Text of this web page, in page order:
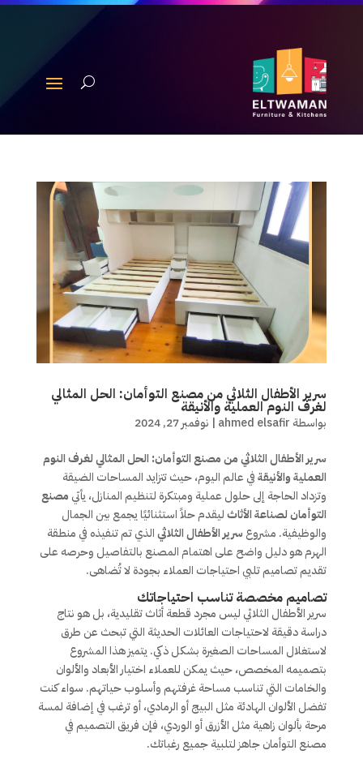
سرير الأطفال الثلاثي من مصنع التوأمان: الحل المثالي
لغرف النوم العملية والأنيقة
بواسطة ahmed elsafir
| نوفمبر 27, 2024
سرير الأطفال الثلاثي من مصنع التوأمان: الحل المثالي لغرف النوم
العملية والأنيقةفي عالم اليوم، حيث تتزايد المساحات الضيقة
وتزداد الحاجة إلى حلول عملية ومبتكرة لتنظيم المنازل، يأتي مصنع
التوأمان لصناعة الأثاثليقدم حلاً استثنائيًا يجمع بين الجمال
والوظيفية. مشروع سرير الأطفال الثلاثيالذي تم تنفيذه في منطقة
الهرم هو دليل واضح على اهتمام المصنع بالتفاصيل وحرصه على
تقديم تصاميم تلبي احتياجات العملاء بجودة لا تُضاهى.
تصاميم مخصصة تناسب احتياجاتك
سرير الأطفال الثلاثي ليس مجرد قطعة أثاث تقليدية، بل هو نتاج
دراسة دقيقة لاحتياجات العائلات الحديثة التي تبحث عن طرق
لاستغلال المساحات الصغيرة بشكل ذكي. يتميز هذا المشروع
بتصميمه المخصص، حيث يمكن للعملاء اختيار الأبعاد والألوان
والخامات التي تناسب مساحة غرفتهم وأسلوب حياتهم. سواء كنت
تفضل الألوان الهادئة مثل البيج أو الرمادي، أو ترغب في إضافة لمسة
مرحة بألوان زاهية مثل الأزرق أو الوردي، فإن فريق التصميم في
مصنع التوأمان جاهز لتلبية جميع رغباتك.